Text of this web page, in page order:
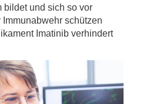
bildet und sich so vor
schützen
Imatinib verhindert